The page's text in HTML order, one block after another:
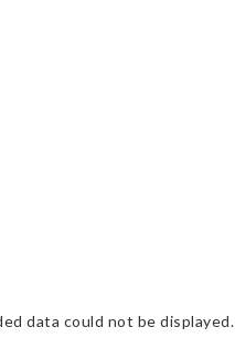
data could not be displayed.